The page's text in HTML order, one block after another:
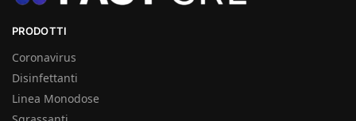
PRODOTTI
Coronavirus
Disinfettanti
Linea Monodose